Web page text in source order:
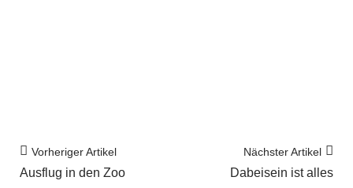
Vorheriger Artikel
Ausflug in den Zoo
Nächster Artikel
Dabeisein ist alles